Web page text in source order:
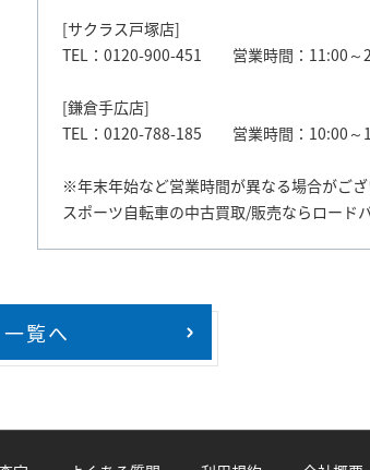
[サクラス戸塚店]
TEL：0120-900-451 営業時間：11:00～
[鎌倉手広店]
TEL：0120-788-185 営業時間：10:00～
※年末年始など営業時間が異なる場合がござ
スポーツ自転車の中古買取/販売ならロード
一覧へ >